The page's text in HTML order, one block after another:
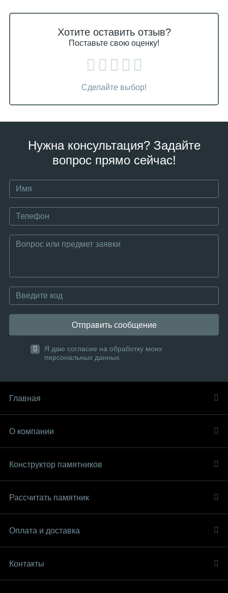
Хотите оставить отзыв?
Поставьте свою оценку!
Сделайте выбор!
Нужна консультация? Задайте
вопрос прямо сейчас!
Отправить сообщение
Я даю согласие на обработку моих
персональных данных
Главная
О компании
Конструктор памятников
Рассчитать памятник
Оплата и доставка
Контакты